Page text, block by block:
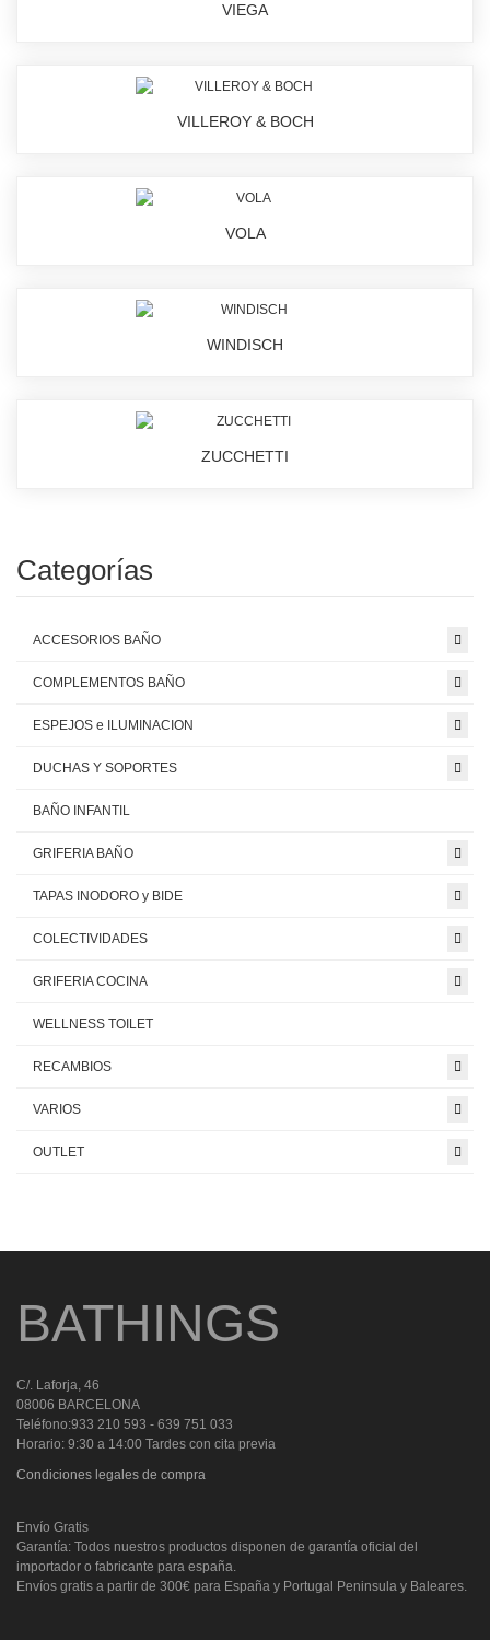
VIEGA
VILLEROY & BOCH
VOLA
WINDISCH
ZUCCHETTI
Categorías
ACCESORIOS BAÑO
COMPLEMENTOS BAÑO
ESPEJOS e ILUMINACION
DUCHAS Y SOPORTES
BAÑO INFANTIL
GRIFERIA BAÑO
TAPAS INODORO y BIDE
COLECTIVIDADES
GRIFERIA COCINA
WELLNESS TOILET
RECAMBIOS
VARIOS
OUTLET
BATHINGS
C/. Laforja, 46
08006 BARCELONA
Teléfono:933 210 593 - 639 751 033
Horario: 9:30 a 14:00 Tardes con cita previa
Condiciones legales de compra
Envío Gratis
Garantía: Todos nuestros productos disponen de garantía oficial del
importador o fabricante para españa.
Envíos gratis a partir de 300€ para España y Portugal Peninsula y Baleares.